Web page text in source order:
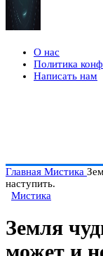
О нас
Политика
Написать нам
Главная Мистика
наступить.
Мистика
Земля